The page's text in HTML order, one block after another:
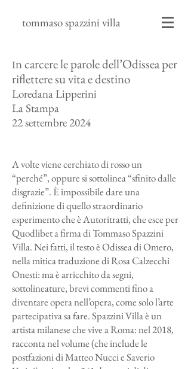
tommaso spazzini villa
In carcere le parole dell’Odissea per
riflettere su vita e destino
Loredana Lipperini
La Stampa
22 settembre 2024
A volte viene cerchiato di rosso un
“perché”, oppure si sottolinea “sfinito dalle
disgrazie”. È impossibile dare una
definizione di quello straordinario
esperimento che è Autoritratti, che esce per
Quodlibet a firma di Tommaso Spazzini
Villa. Nei fatti, il testo è Odissea di Omero,
nella mitica traduzione di Rosa Calzecchi
Onesti: ma è arricchito da segni,
sottolineature, brevi commenti fino a
diventare opera nell’opera, come solo l’arte
partecipativa sa fare. Spazzini Villa è un
artista milanese che vive a Roma: nel 2018,
racconta nel volume (che include le
postfazioni di Matteo Nucci e Saverio